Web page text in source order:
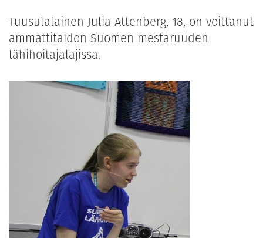
Tuusulalainen Julia Attenberg, 18, on voittanut
ammattitaidon Suomen mestaruuden
lähihoitajalajissa.